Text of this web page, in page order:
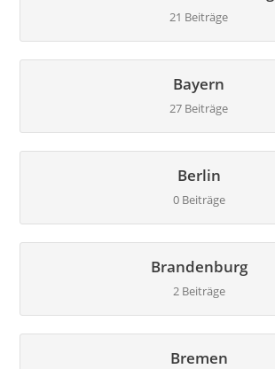
21 Beiträge
Bayern
27 Beiträge
Berlin
0 Beiträge
Brandenburg
2 Beiträge
Bremen